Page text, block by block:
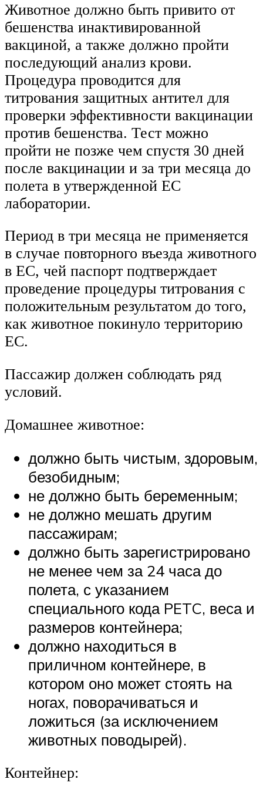
Животное должно быть привито от
бешенства инактивированной
вакциной, а также должно пройти
последующий анализ крови.
Процедура проводится для
титрования защитных антител для
проверки эффективности вакцинации
против бешенства. Тест можно
пройти не позже чем спустя 30 дней
после вакцинации и за три месяца до
полета в утвержденной ЕС
лаборатории.
Период в три месяца не применяется
в случае повторного въезда животного
в ЕС, чей паспорт подтверждает
проведение процедуры титрования с
положительным результатом до того,
как животное покинуло территорию
ЕС.
Пассажир должен соблюдать ряд
условий.
Домашнее животное:
должно быть чистым, здоровым,
безобидным;
не должно быть беременным;
не должно мешать другим
пассажирам;
должно быть зарегистрировано
не менее чем за 24 часа до
полета, с указанием
специального кода PETC, веса и
размеров контейнера;
должно находиться в
приличном контейнере, в
котором оно может стоять на
ногах, поворачиваться и
ложиться (за исключением
животных поводырей).
Контейнер: